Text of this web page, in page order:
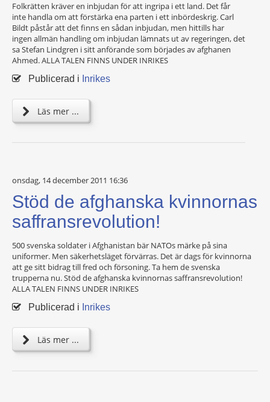
Folkrätten kräver en inbjudan för att ingripa i ett land. Det får
inte handla om att förstärka ena parten i ett inbördeskrig. Carl
Bildt påstår att det finns en sådan inbjudan, men hittills har
ingen allmän handling om inbjudan lämnats ut av regeringen, det
sa Stefan Lindgren i sitt anförande som börjades av afghanen
Ahmed. ALLA TALEN FINNS UNDER INRIKES
Publicerad i Inrikes
Läs mer ...
onsdag, 14 december 2011 16:36
Stöd de afghanska kvinnornas
saffransrevolution!
500 svenska soldater i Afghanistan bär NATOs märke på sina
uniformer. Men säkerhetsläget förvärras. Det är dags för kvinnorna
att ge sitt bidrag till fred och försoning. Ta hem de svenska
trupperna nu. Stöd de afghanska kvinnornas saffransrevolution!
ALLA TALEN FINNS UNDER INRIKES
Publicerad i Inrikes
Läs mer ...